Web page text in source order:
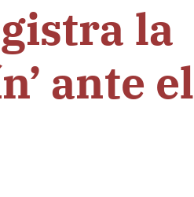
la
ante el